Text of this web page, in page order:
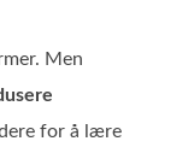
Men
for å lære